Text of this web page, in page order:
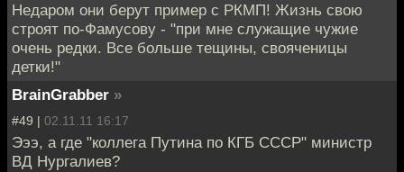
Недаром они берут пример с РКМП! Жизнь свою
строят по-Фамусову - "при мне служащие чужие
очень редки. Все больше тещины, свояченицы
детки!"
BrainGrabber »
#49 | 02.11.11 16:17
Эээ, а где "коллега Путина по КГБ СССР" министр
ВД Нургалиев?